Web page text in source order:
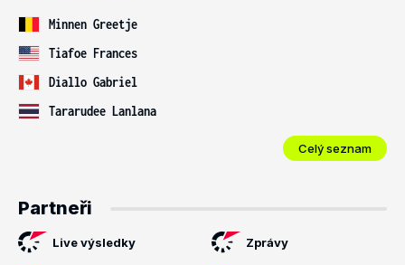
Minnen Greetje
Tiafoe Frances
Diallo Gabriel
Tararudee Lanlana
Celý seznam
Partneři
Live výsledky Zprávy